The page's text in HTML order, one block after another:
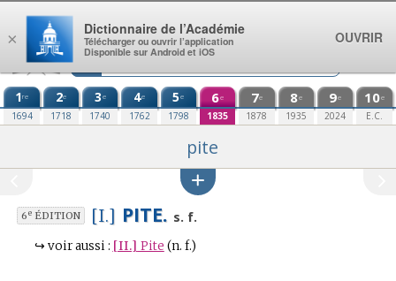
Aller au contenu
1re
1694
2e
1718
3e
1740
4e
1762
5e
1798
6e
1835
7e
1878
8e
1935
9e
2024
10e
E.C.
pite
6eÉDITION [I.] PITE. s. f.
↪ voir aussi : [II.] Pite (n. f.)
×
Dictionnaire de l’Académie
Télécharger ou ouvrir l’application
Disponible sur Android et iOS
OUVRIR